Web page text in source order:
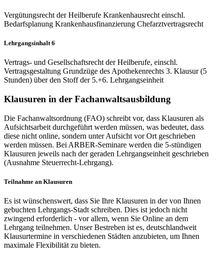
Vergütungsrecht der Heilberufe Krankenhausrecht einschl.
Bedarfsplanung Krankenhausfinanzierung Chefarztvertragsrecht
Lehrgangsinhalt 6
Vertrags- und Gesellschaftsrecht der Heilberufe, einschl.
Vertragsgestaltung Grundzüge des Apothekenrechts 3. Klausur (5
Stunden) über den Stoff der 5.+6. Lehrgangseinheit
Klausuren in der Fachanwaltsausbildung
Die Fachanwaltsordnung (FAO) schreibt vor, dass Klausuren als
Aufsichtsarbeit durchgeführt werden müssen, was bedeutet, dass
diese nicht online, sondern unter Aufsicht vor Ort geschrieben
werden müssen. Bei ARBER-Seminare werden die 5-stündigen
Klausuren jeweils nach der geraden Lehrgangseinheit geschrieben
(Ausnahme Steuerrecht-Lehrgang).
Teilnahme an Klausuren
Es ist wünschenswert, dass Sie Ihre Klausuren in der von Ihnen
gebuchten Lehrgangs-Stadt schreiben. Dies ist jedoch nicht
zwingend erforderlich - vor allem, wenn Sie Online an dem
Lehrgang teilnehmen. Unser Bestreben ist es, deutschlandweit
Klausurtermine in verschiedenen Städten anzubieten, um Ihnen
maximale Flexibilität zu bieten.